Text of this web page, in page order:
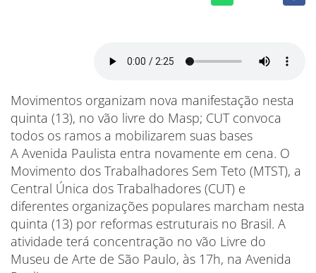
Movimentos organizam nova manifestação nesta
quinta (13), no vão livre do Masp; CUT convoca
todos os ramos a mobilizarem suas bases
A Avenida Paulista entra novamente em cena. O
Movimento dos Trabalhadores Sem Teto (MTST), a
Central Única dos Trabalhadores (CUT) e
diferentes organizações populares marcham nesta
quinta (13) por reformas estruturais no Brasil. A
atividade terá concentração no vão Livre do
Museu de Arte de São Paulo, às 17h, na Avenida